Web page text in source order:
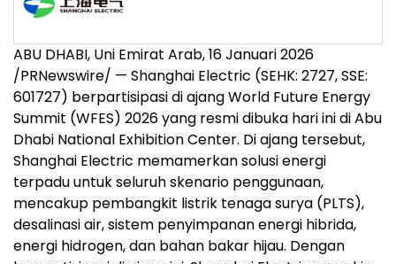
ABU DHABI, Uni Emirat Arab, 16 Januari 2026
/PRNewswire/ — Shanghai Electric (SEHK: 2727, SSE:
601727) berpartisipasi di ajang World Future Energy
Summit (WFES) 2026 yang resmi dibuka hari ini di Abu
Dhabi National Exhibition Center. Di ajang tersebut,
Shanghai Electric memamerkan solusi energi
terpadu untuk seluruh skenario penggunaan,
mencakup pembangkit listrik tenaga surya (PLTS),
desalinasi air, sistem penyimpanan energi hibrida,
energi hidrogen, dan bahan bakar hijau. Dengan